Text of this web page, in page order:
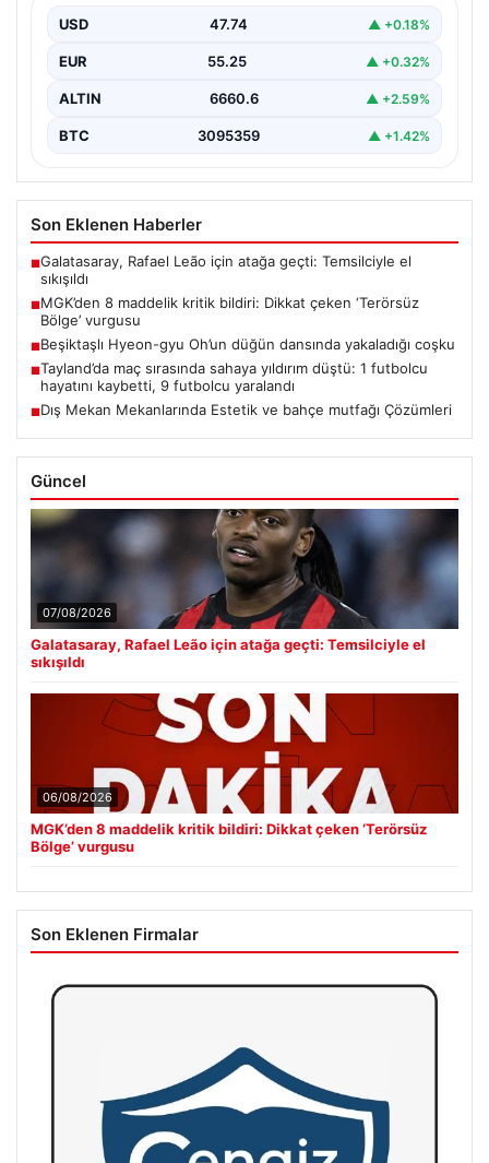
USD 47.74 ▲ +0.18%
EUR 55.25 ▲ +0.32%
ALTIN 6660.6 ▲ +2.59%
BTC 3095359 ▲ +1.42%
Son Eklenen Haberler
■Galatasaray, Rafael Leão için atağa geçti: Temsilciyle el
sıkışıldı
■MGK’den 8 maddelik kritik bildiri: Dikkat çeken ‘Terörsüz
Bölge’ vurgusu
■Beşiktaşlı Hyeon-gyu Oh’un düğün dansında yakaladığı coşku
■Tayland’da maç sırasında sahaya yıldırım düştü: 1 futbolcu
hayatını kaybetti, 9 futbolcu yaralandı
■Dış Mekan Mekanlarında Estetik ve bahçe mutfağı Çözümleri
Güncel
07/08/2026
Galatasaray, Rafael Leão için atağa geçti: Temsilciyle el
sıkışıldı
06/08/2026
MGK’den 8 maddelik kritik bildiri: Dikkat çeken ‘Terörsüz
Bölge’ vurgusu
Son Eklenen Firmalar